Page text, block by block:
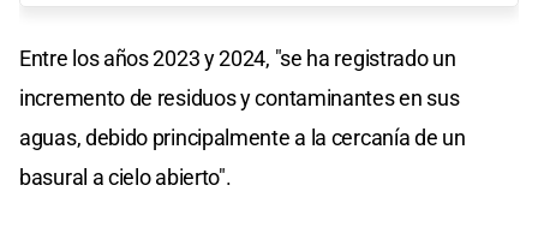
Entre los años 2023 y 2024, "se ha registrado un
incremento de residuos y contaminantes en sus
aguas, debido principalmente a la cercanía de un
basural a cielo abierto".